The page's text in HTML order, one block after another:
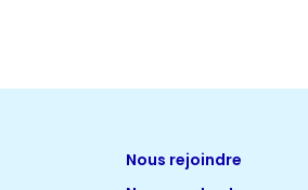
Nous rejoindre